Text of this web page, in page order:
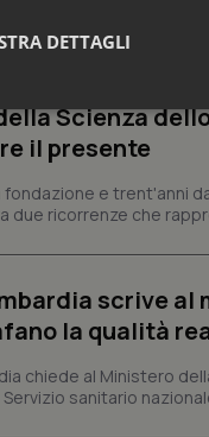
e Asl
Scienza
il presente
fondazione e trent'anni
due ricorrenze che
scrive
la qualità
chiede al Ministero
sanitario
DETTAGLI
Necessari
contribuiscono a
alle aree protette del sito. Il